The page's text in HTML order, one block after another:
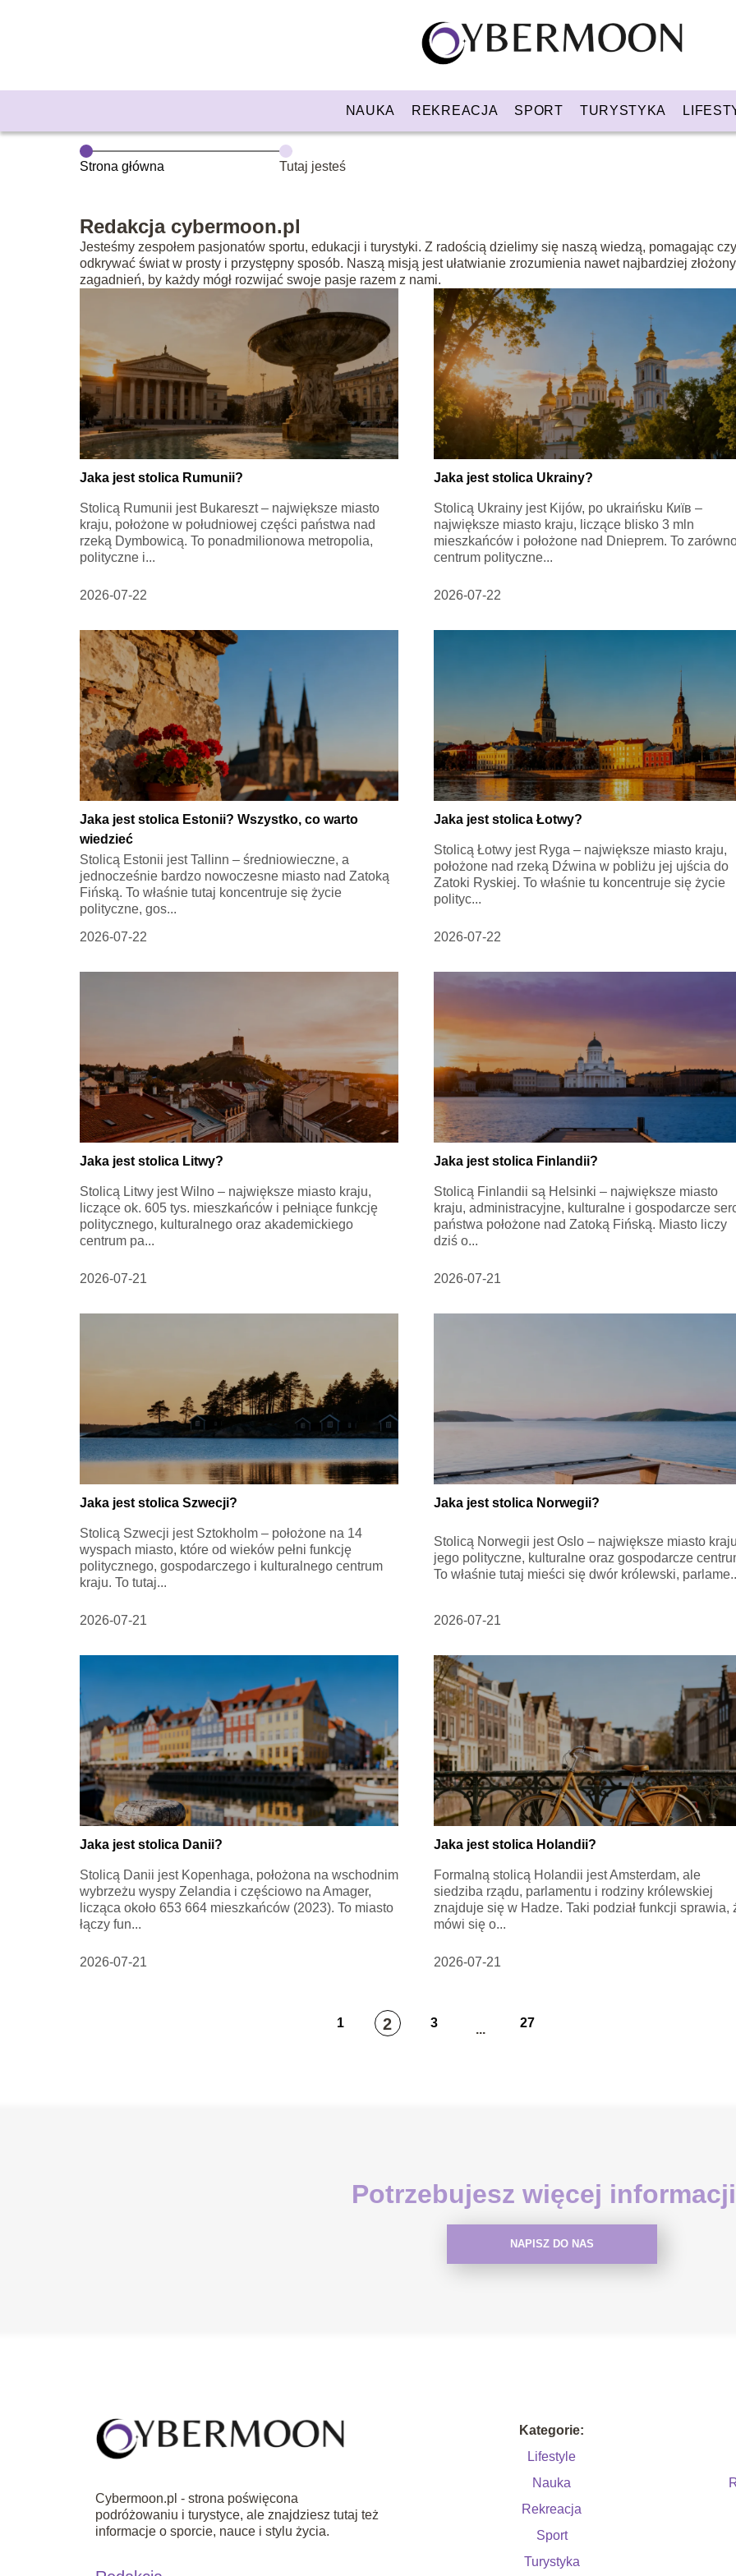
NAUKA REKREACJA SPORT TURYSTYKA
Strona główna Tutaj jesteś
Redakcja cybermoon.pl
Jesteśmy zespołem pasjonatów sportu, edukacji i turystyki. Z radością dzielimy się naszą wiedzą, pomagając
odkrywać świat w prosty i przystępny sposób. Naszą misją jest ułatwianie zrozumienia nawet najbardziej
zagadnień, by każdy mógł rozwijać swoje pasje razem z nami.
Jaka jest stolica Rumunii?
Stolicą Rumunii jest Bukareszt – największe miasto
kraju, położone w południowej części państwa nad
rzeką Dymbowicą. To ponadmilionowa metropolia,
polityczne i...
2026-07-22
Jaka jest stolica Ukrainy?
Stolicą Ukrainy jest Kijów, po ukraińsku Київ –
największe miasto kraju, liczące blisko 3 mln
mieszkańców i położone nad Dnieprem. To
centrum polityczne...
2026-07-22
Jaka jest stolica Estonii? Wszystko, co warto
wiedzieć
Stolicą Estonii jest Tallinn – średniowieczne, a
jednocześnie bardzo nowoczesne miasto nad Zatoką
Fińską. To właśnie tutaj koncentruje się życie
polityczne, gos...
2026-07-22
Jaka jest stolica Łotwy?
Stolicą Łotwy jest Ryga – największe miasto kraju,
położone nad rzeką Dźwina w pobliżu jej ujścia do
Zatoki Ryskiej. To właśnie tu koncentruje się życie
polityc...
2026-07-22
Jaka jest stolica Litwy?
Stolicą Litwy jest Wilno – największe miasto kraju,
liczące ok. 605 tys. mieszkańców i pełniące funkcję
politycznego, kulturalnego oraz akademickiego
centrum pa...
2026-07-21
Jaka jest stolica Finlandii?
Stolicą Finlandii są Helsinki – największe miasto
kraju, administracyjne, kulturalne i gospodarcze
państwa położone nad Zatoką Fińską. Miasto liczy
dziś o...
2026-07-21
Jaka jest stolica Szwecji?
Stolicą Szwecji jest Sztokholm – położone na 14
wyspach miasto, które od wieków pełni funkcję
politycznego, gospodarczego i kulturalnego centrum
kraju. To tutaj...
2026-07-21
Jaka jest stolica Norwegii?
Stolicą Norwegii jest Oslo – największe miasto
jego polityczne, kulturalne oraz gospodarcze
To właśnie tutaj mieści się dwór królewski,
2026-07-21
Jaka jest stolica Danii?
Stolicą Danii jest Kopenhaga, położona na wschodnim
wybrzeżu wyspy Zelandia i częściowo na Amager,
licząca około 653 664 mieszkańców (2023). To miasto
łączy fun...
2026-07-21
Jaka jest stolica Holandii?
Formalną stolicą Holandii jest Amsterdam, ale
siedziba rządu, parlamentu i rodziny królewskiej
znajduje się w Hadze. Taki podział funkcji sprawia,
mówi się o...
2026-07-21
1 2 3 ... 27
Potrzebujesz więcej
NAPISZ DO NAS
Cybermoon.pl - strona poświęcona
podróżowaniu i turystyce, ale znajdziesz tutaj też
informacje o sporcie, nauce i stylu życia.
Kategorie:
Lifestyle
Nauka
Rekreacja
Sport
Turystyka